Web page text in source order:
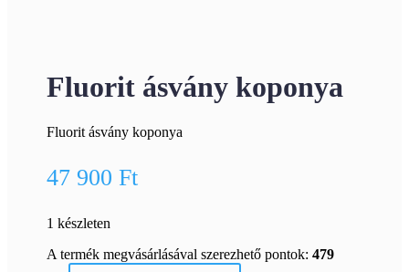
Fluorit ásvány koponya
Fluorit ásvány koponya
47 900Ft
1 készleten
A termék megvásárlásával szerezhető pontok:479